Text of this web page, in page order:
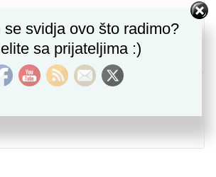
se svidja ovo što radimo?
sa prijateljima :)
Set Youtube Channel ID